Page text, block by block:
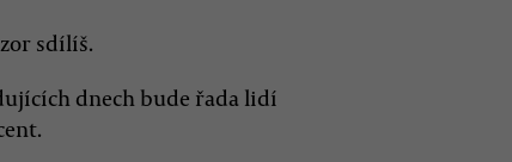
sdílíš.
dnech bude řada lidí